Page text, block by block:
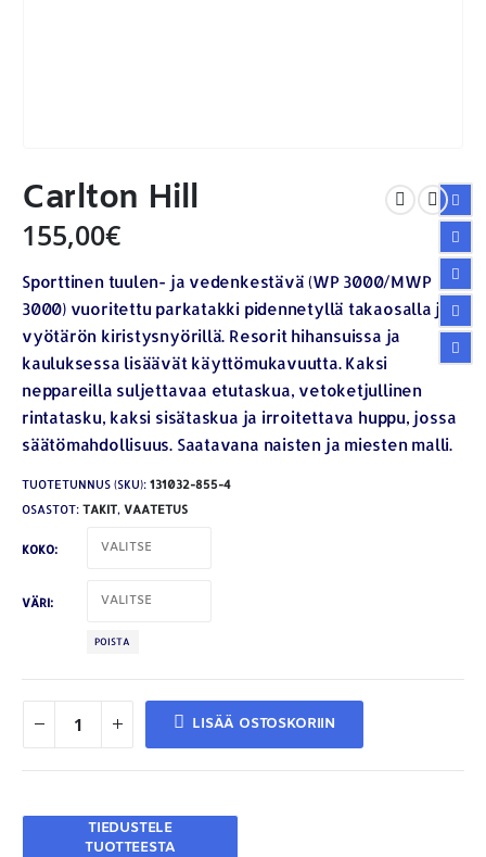
Carlton Hill
155,00€
Sporttinen tuulen- ja vedenkestävä (WP 3000/MWP
3000) vuoritettu parkatakki pidennetyllä takaosalla ja
vyötärön kiristysnyörillä. Resorit hihansuissa ja
kauluksessa lisäävät käyttömukavuutta. Kaksi
neppareilla suljettavaa etutaskua, vetoketjullinen
rintatasku, kaksi sisätaskua ja irroitettava huppu, jossa
säätömahdollisuus. Saatavana naisten ja miesten malli.
TUOTETUNNUS (SKU): 131032-855-4
OSASTOT: TAKIT, VAATETUS
KOKO
VÄRI
POISTA
LISÄÄ OSTOSKORIIN